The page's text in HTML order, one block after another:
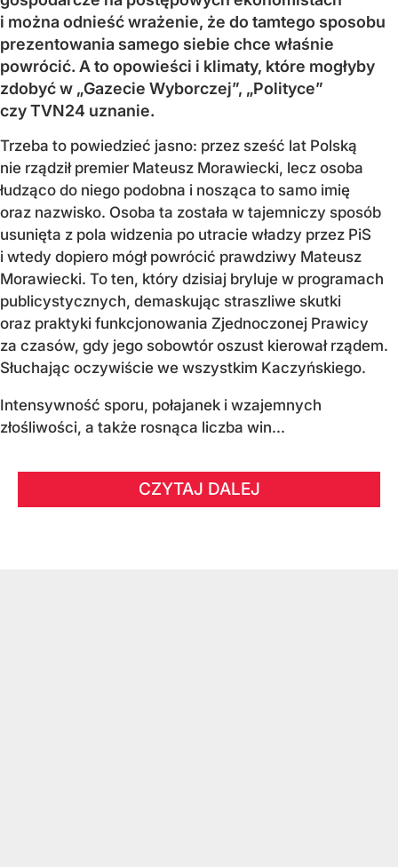
i można odnieść wrażenie, że do tamtego sposobu
prezentowania samego siebie chce właśnie
powrócić. A to opowieści i klimaty, które mogłyby
zdobyć w „Gazecie Wyborczej”, „Polityce”
czy TVN24 uznanie.
Trzeba to powiedzieć jasno: przez sześć lat Polską
nie rządził premier Mateusz Morawiecki, lecz osoba
łudząco do niego podobna i nosząca to samo imię
oraz nazwisko. Osoba ta została w tajemniczy sposób
usunięta z pola widzenia po utracie władzy przez PiS
i wtedy dopiero mógł powrócić prawdziwy Mateusz
Morawiecki. To ten, który dzisiaj bryluje w programach
publicystycznych, demaskując straszliwe skutki
oraz praktyki funkcjonowania Zjednoczonej Prawicy
za czasów, gdy jego sobowtór oszust kierował rządem.
Słuchając oczywiście we wszystkim Kaczyńskiego.
Intensywność sporu, połajanek i wzajemnych
złośliwości, a także rosnąca liczba win...
CZYTAJ DALEJ